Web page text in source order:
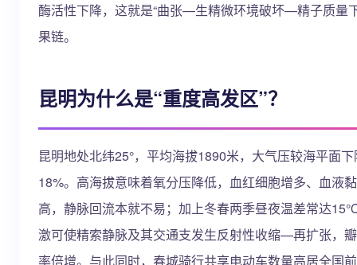
酶活性下降，这就是“曲张—生精微环境破坏—精子质量
果链。
昆明为什么是“重度高发区”？
昆明地处北纬25°，平均海拔1890米，大气压较海平面
18%。高海拔意味着氧分压降低，血红细胞增多、血液
高，静脉回流本就不易；加上冬春两季昼夜温差常达
激可使精索静脉及其交通支发生反射性收缩—再扩张，
率倍增。与此同时，春城骑行共享电动车数量高居全国